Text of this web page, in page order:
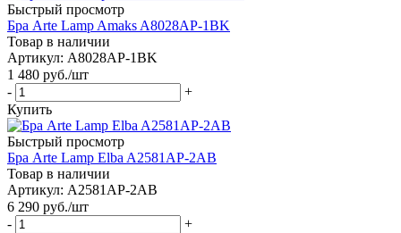
Быстрый просмотр
Бра Arte Lamp Amaks A8028AP-1BK
Товар в наличии
Артикул: A8028AP-1BK
1 480 руб./шт
-
+
Купить
Быстрый просмотр
Бра Arte Lamp Elba A2581AP-2AB
Товар в наличии
Артикул: A2581AP-2AB
6 290 руб./шт
-
+